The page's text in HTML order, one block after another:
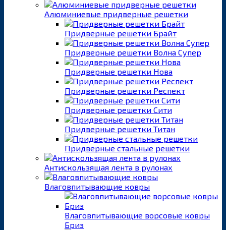
Алюминиевые придверные решетки
Придверные решетки Брайт
Придверные решетки Волна Супер
Придверные решетки Нова
Придверные решетки Респект
Придверные решетки Сити
Придверные решетки Титан
Придверные стальные решетки
Антискользящая лента в рулонах
Влаговпитывающие ковры
Влаговпитывающие ворсовые ковры
Бриз